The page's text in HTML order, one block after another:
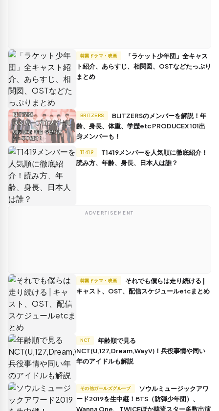
韓国ドラマ・映画
ト紹介、あらすじ、相関図、OSTなどたっぷり
まとめ
BRITZERS
齢、身長、体重、学歴etc PRODUCEX 101出
身メンバーも！
T1419
読み方、年齢、身長、日本人は誰？
ADVERTISEMENT
韓国ドラマ・映画
キャスト、OST、配信スケジュールetcまとめ
NCT
年齢順で見る
NCT(U,127,Dream,WayV)！兵役事情や同い
年のアイドルも解説
その他ガールズグループ
ード2019を生中継！BTS（防弾少年団）、
Wanna One、TWICEほか韓流スター多数出演